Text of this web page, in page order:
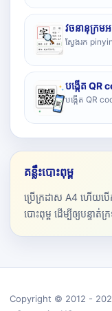
វចនានុក្រម
ស្វែងរក
បង្កើត QR
បង្កើត QR
គន្លឹះបោះពុម្ព
ប្រើក្រដាស A4 ហើយបើ
បោះពុម្ព ដើម្បីឲ្យបន្ទាត់
Copyright © 2012 -